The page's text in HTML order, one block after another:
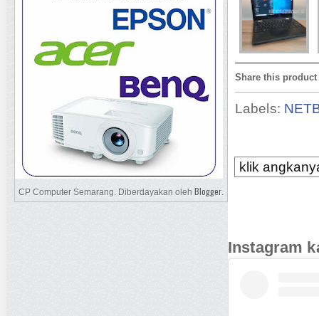
Share this product
Labels:
klik
Instagram
CP Computer Semarang. Diberdayakan oleh Blogger.